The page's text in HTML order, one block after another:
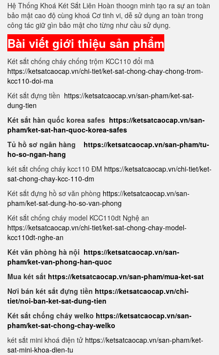
Hệ Thống Khoá Két Sắt Liên Hoàn thoogn minh tạo ra sự an toàn
bảo mật cao độ cùng khoá Cơ tinh vi, dễ sử dụng an toàn trong
công tác giữ gìn bảo mật cho từng như cầu sử dụng.
Bài viết giới thiệu sản phẩm
Két sắt chống cháy chống trộm KCC110 đổi mã
https://ketsatcaocap.vn/chi-tiet/ket-sat-chong-chay-chong-trom-
kcc110-doi-ma
Két sắt đựng tiền https://ketsatcaocap.vn/san-pham/ket-sat-
dung-tien
Két sắt hàn quốc korea safes https://ketsatcaocap.vn/san-
pham/ket-sat-han-quoc-korea-safes
Tủ hồ sơ ngân hàng https://ketsatcaocap.vn/san-pham/tu-
ho-so-ngan-hang
két sắt chống cháy kcc110 ĐM https://ketsatcaocap.vn/chi-tiet/ket-
sat-chong-chay-kcc-110-dm
Két sắt đựng hồ sơ văn phòng https://ketsatcaocap.vn/san-
pham/ket-sat-dung-ho-so-van-phong
Két sắt chống cháy model KCC110dt Nghệ an
https://ketsatcaocap.vn/chi-tiet/ket-sat-chong-chay-model-
kcc110dt-nghe-an
Két văn phòng hà nội https://ketsatcaocap.vn/san-
pham/ket-van-phong-han-quoc
Mua két sắt https://ketsatcaocap.vn/san-pham/mua-ket-sat
Nơi bán két sắt đựng tiền https://ketsatcaocap.vn/chi-
tiet/noi-ban-ket-sat-dung-tien
Két sắt chống cháy welko https://ketsatcaocap.vn/san-
pham/ket-sat-chong-chay-welko
két sắt mini khoá điện tử https://ketsatcaocap.vn/san-pham/ket-
sat-mini-khoa-dien-tu